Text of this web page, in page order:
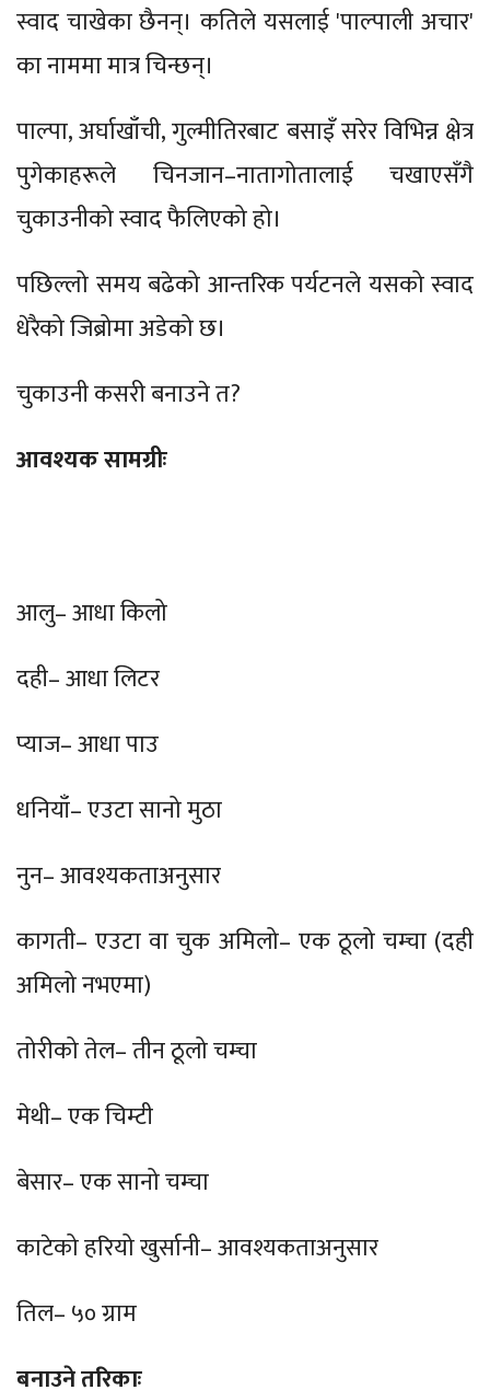
स्वाद चाखेका छैनन्। कतिले यसलाई 'पाल्पाली अचार'
का नाममा मात्र चिन्छन्।
पाल्पा, अर्घाखाँची, गुल्मीतिरबाट बसाइँ सरेर विभिन्न क्षेत्र
पुगेकाहरूले चिनजान–नातागोतालाई चखाएसँगै
चुकाउनीको स्वाद फैलिएको हो।
पछिल्लो समय बढेको आन्तरिक पर्यटनले यसको स्वाद
धेरैको जिब्रोमा अडेको छ।
चुकाउनी कसरी बनाउने त?
आवश्यक सामग्रीः
आलु– आधा किलो
दही– आधा लिटर
प्याज– आधा पाउ
धनियाँ– एउटा सानो मुठा
नुन– आवश्यकताअनुसार
कागती– एउटा वा चुक अमिलो– एक ठूलो चम्चा (दही
अमिलो नभएमा)
तोरीको तेल– तीन ठूलो चम्चा
मेथी– एक चिम्टी
बेसार– एक सानो चम्चा
काटेको हरियो खुर्सानी– आवश्यकताअनुसार
तिल– ५० ग्राम
बनाउने तरिकाः